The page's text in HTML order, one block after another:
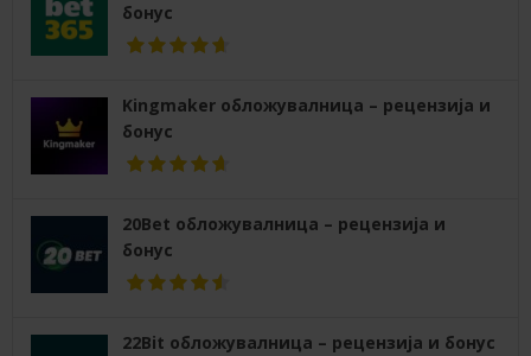
бонус
Kingmaker обложувалница – рецензија и
бонус
20Bet обложувалница – рецензија и
бонус
22Bit обложувалница – рецензија и бонус